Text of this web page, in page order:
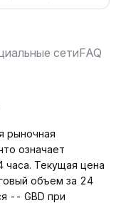
сетиFAQ
рыночная
означает
часа. Текущая цена
объем за 24
-- GBD при